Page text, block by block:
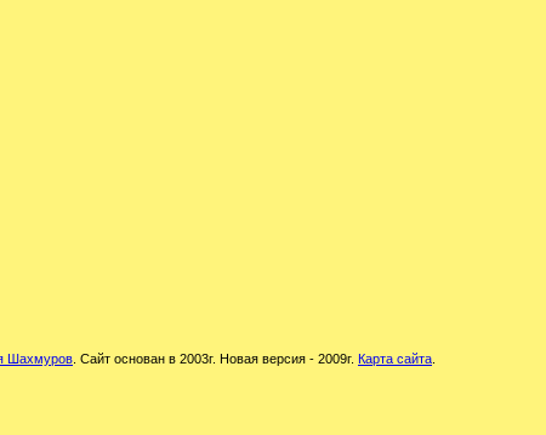
Шахмуров . Сайт основан в 2003г. Новая версия - 2009г. Карта сайта